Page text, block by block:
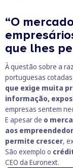
“O
que lhes
À questão sobre a
portuguesas cotadas
que exige muita
informação,
empresas sentem
E apesar de o
aos
permite crescer,
São exemplo o
CEO da Euronext.